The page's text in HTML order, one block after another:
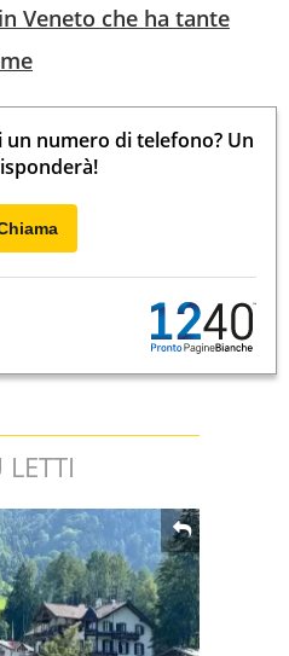
Veneto che ha tante
un numero di telefono? Un
LETTI